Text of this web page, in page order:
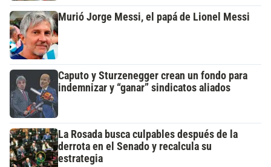
Murió Jorge Messi, el papá de Lionel Messi
Caputo y Sturzenegger crean un fondo para
indemnizar y “ganar” sindicatos aliados
La Rosada busca culpables después de la
derrota en el Senado y recalcula su
estrategia